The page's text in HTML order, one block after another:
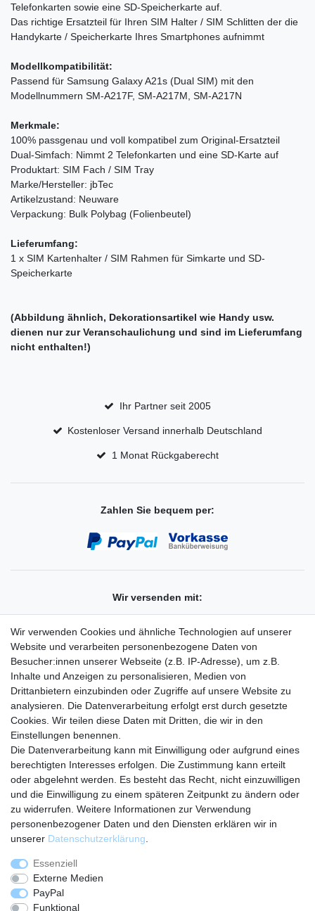
Telefonkarten sowie eine SD-Speicherkarte auf.
Das richtige Ersatzteil für Ihren SIM Halter / SIM Schlitten der die
Handykarte / Speicherkarte Ihres Smartphones aufnimmt
Modellkompatibilität:
Passend für Samsung Galaxy A21s (Dual SIM) mit den
Modellnummern SM-A217F, SM-A217M, SM-A217N
Merkmale:
100% passgenau und voll kompatibel zum Original-Ersatzteil
Dual-Simfach: Nimmt 2 Telefonkarten und eine SD-Karte auf
Produktart: SIM Fach / SIM Tray
Marke/Hersteller: jbTec
Artikelzustand: Neuware
Verpackung: Bulk Polybag (Folienbeutel)
Lieferumfang:
1 x SIM Kartenhalter / SIM Rahmen für Simkarte und SD-
Speicherkarte
(Abbildung ähnlich, Dekorationsartikel wie Handy usw.
dienen nur zur Veranschaulichung und sind im Lieferumfang
nicht enthalten!)
Ihr Partner seit 2005
Kostenloser Versand innerhalb Deutschland
1 Monat Rückgaberecht
Zahlen Sie bequem per:
Wir versenden mit:
Unser Shop auf: Amazon eBay
Rechtliches
Widerrufsrecht
Hinweise zur Batterieentsorgung
Datenschutzerklärung
AGB
Unternehmen
Kontakt
Über uns
Impressum
Shoppen
Warenkorb
Login
Wir verwenden Cookies und ähnliche Technologien auf unserer
Website und verarbeiten personenbezogene Daten von
Besucher:innen unserer Webseite (z.B. IP-Adresse), um z.B.
Inhalte und Anzeigen zu personalisieren, Medien von
Drittanbietern einzubinden oder Zugriffe auf unsere Website zu
analysieren. Die Datenverarbeitung erfolgt erst durch gesetzte
Cookies. Wir teilen diese Daten mit Dritten, die wir in den
Einstellungen benennen.
Die Datenverarbeitung kann mit Einwilligung oder aufgrund eines
berechtigten Interesses erfolgen. Die Zustimmung kann erteilt
oder abgelehnt werden. Es besteht das Recht, nicht einzuwilligen
und die Einwilligung zu einem späteren Zeitpunkt zu ändern oder
zu widerrufen. Weitere Informationen zur Verwendung
personenbezogener Daten und den Diensten erklären wir in
unserer Daten­schutz­erklärung
Essenziell
Externe Medien
PayPal
Funktional